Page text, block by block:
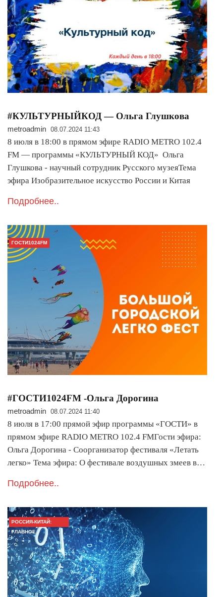
#КУЛЬТУРНЫЙКОД — Ольга Глушкова
metroadmin 08.07.2024 11:43
8 июля в 18:00 в прямом эфире RADIO METRO 102.4
FM — программы «КУЛЬТУРНЫЙ КОД» Ольга
Глушкова - научный сотрудник Русского музеяТема
эфира Изобразительное искусство России и Китая
Подробнее..
ГОСТИ1024FM
#ГОСТИ1024FM -Ольга Дорогина
metroadmin 08.07.2024 11:40
8 июля в 17:00 прямой эфир программы «ГОСТИ» в
прямом эфире RADIO METRO 102.4 FMГости эфира:
Ольга Дорогина - Соорганизатор фестиваля «Летать
легко» Тема эфира: О фестивале воздушных змеев в…
Подробнее..
РОССИЯ-КИТАЙ:
ГЛАВНОЕ